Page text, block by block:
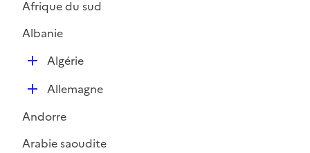
r
e
r
p
l
e
Afrique du sud
Albanie
D
p
l
i
e
Algérie
D
p
l
Allemagne
Andorre
Arabie saoudite